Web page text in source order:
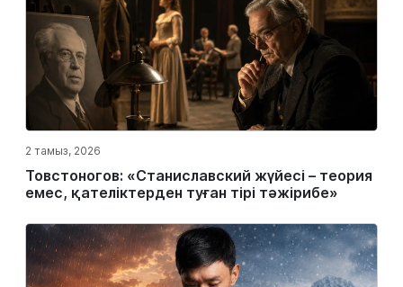
2 тамыз, 2026
Товстоногов: «Станиславский жүйесі – теория
емес, қателіктерден туған тірі тәжірибе»